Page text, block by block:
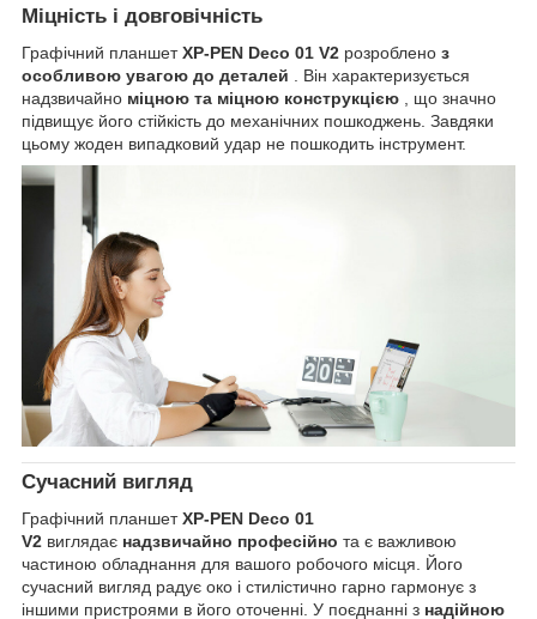
Міцність і довговічність
Графічний планшетXP-PEN Deco 01 V2 розроблено з
особливою увагою до деталей . Він характеризується
надзвичайно міцною та міцною конструкцією , що значно
підвищує його стійкість до механічних пошкоджень. Завдяки
цьому жоден випадковий удар не пошкодить інструмент.
Сучасний вигляд
Графічний планшетXP-PEN Deco 01
V2 виглядає надзвичайно професійно та є важливою
частиною обладнання для вашого робочого місця. Його
сучасний вигляд радує око і стилістично гарно гармонує з
іншими пристроями в його оточенні. У поєднанні з надійною